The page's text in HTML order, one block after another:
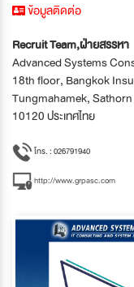
ข้อมูลติดต่อ
Recruit Team,ฝ่ายสรรหา
Advanced Systems
18th floor, Bangkok
Tungmahamek, Sathorn
10120 ประเทศไทย
โทร. : 026791940
http://www.grpasc.com